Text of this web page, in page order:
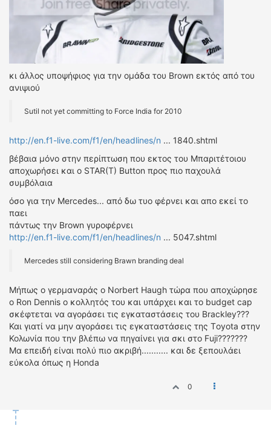
κι άλλος υποψήφιος για την ομάδα του Brown εκτός από του
ανιψιού
Sutil not yet committing to Force India for 2010
http://en.f1-live.com/f1/en/headlines/n ... 1840.shtml
βέβαια μόνο στην περίπτωση που εκτος του Μπαριτέτοιου
αποχωρήσει και ο STAR(T) Βutton προς πιο παχουλά
συμβόλαια
όσο για την Mercedes... από δω τυο φέρνει και απο εκεί το
παει
πάντως την Brown γυροφέρνει
http://en.f1-live.com/f1/en/headlines/n ... 5047.shtml
Μercedes still considering Brawn branding deal
Μήπως ο γερμαναράς ο Norbert Haugh τώρα που αποχώρησε
ο Ron Dennis o κολλητός του και υπάρχει και το budget cap
σκέφτεται να αγοράσει τις εγκαταστάσεις του Brackley???
Και γιατί να μην αγοράσει τις εγκαταστάσεις της Τoyota στην
Κολωνία που την βλέπω να πηγαίνει για σκι στο Fuji???????
Μα επειδή είναι πολύ πιο ακριβή........... και δε ξεπουλάει
εύκολα όπως η Honda
0